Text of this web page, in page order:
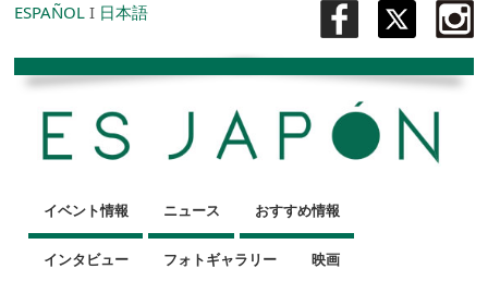
ESPAÑOL I 日本語
イベント情報 ニュース おすすめ情報
インタビュー フォトギャラリー 映画